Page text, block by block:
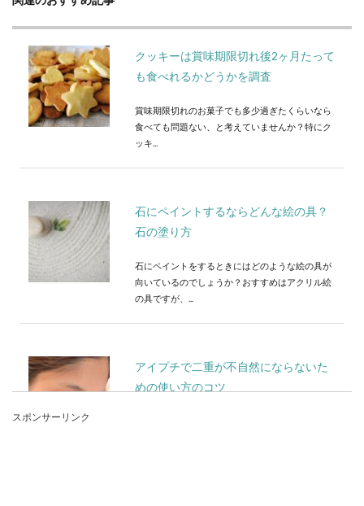
クッキーは賞味期限切れ後2ヶ月たって
も食べれるかどうかを調査
賞味期限切れのお菓子でも多少過ぎたくらいなら
食べても問題ない、と考えていませんか？特にク
ッキ...
石にペイントするならどんな絵の具？
石の塗り方
石にペイントをするときにはどのような絵の具が
向いているのでしょうか？おすすめはアクリル絵
の具ですが、...
アイプチで二重が不自然にならないた
めの使い方のコツ
スポンサーリンク